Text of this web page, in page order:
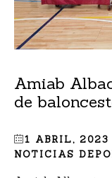
Amiab
de
1 ABRIL, 2023
NOTICIAS